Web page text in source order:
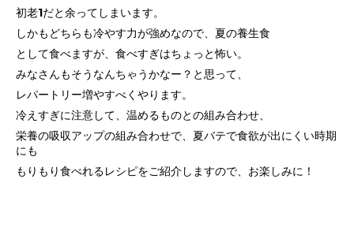
初老1だと余ってしまいます。
しかもどちらも冷やす力が強めなので、夏の養生食
として食べますが、食べすぎはちょっと怖い。
みなさんもそうなんちゃうかなー？と思って、
レパートリー増やすべく やります。
冷えすぎに注意して、温めるものとの組み合わせ、
栄養の吸収アップの組み合わせで、 夏バテで食欲が出にくい時期
にも
もりもり食べれるレシピをご紹介しますので、お楽しみに！